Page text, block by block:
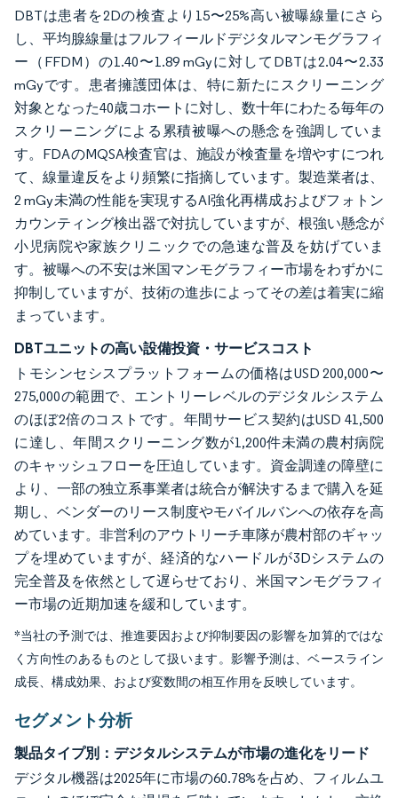
DBTは患者を2Dの検査より15〜25%高い被曝線量にさら
し、平均腺線量はフルフィールドデジタルマンモグラフィ
ー（FFDM）の1.40〜1.89 mGyに対してDBTは2.04〜2.33
mGyです。患者擁護団体は、特に新たにスクリーニング
対象となった40歳コホートに対し、数十年にわたる毎年の
スクリーニングによる累積被曝への懸念を強調していま
す。FDAのMQSA検査官は、施設が検査量を増やすにつれ
て、線量違反をより頻繁に指摘しています。製造業者は、
2 mGy未満の性能を実現するAI強化再構成およびフォトン
カウンティング検出器で対抗していますが、根強い懸念が
小児病院や家族クリニックでの急速な普及を妨げていま
す。被曝への不安は米国マンモグラフィー市場をわずかに
抑制していますが、技術の進歩によってその差は着実に縮
まっています。
DBTユニットの高い設備投資・サービスコスト
トモシンセシスプラットフォームの価格はUSD 200,000〜
275,000の範囲で、エントリーレベルのデジタルシステム
のほぼ2倍のコストです。年間サービス契約はUSD 41,500
に達し、年間スクリーニング数が1,200件未満の農村病院
のキャッシュフローを圧迫しています。資金調達の障壁に
より、一部の独立系事業者は統合が解決するまで購入を延
期し、ベンダーのリース制度やモバイルバンへの依存を高
めています。非営利のアウトリーチ車隊が農村部のギャッ
プを埋めていますが、経済的なハードルが3Dシステムの
完全普及を依然として遅らせており、米国マンモグラフィ
ー市場の近期加速を緩和しています。
*当社の予測では、推進要因および抑制要因の影響を加算的ではな
く方向性のあるものとして扱います。影響予測は、ベースライン
成長、構成効果、および変数間の相互作用を反映しています。
セグメント分析
製品タイプ別：デジタルシステムが市場の進化をリード
デジタル機器は2025年に市場の60.78%を占め、フィルムユ